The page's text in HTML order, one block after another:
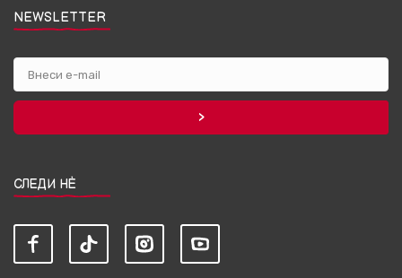
NEWSLETTER
СЛЕДИ НЀ